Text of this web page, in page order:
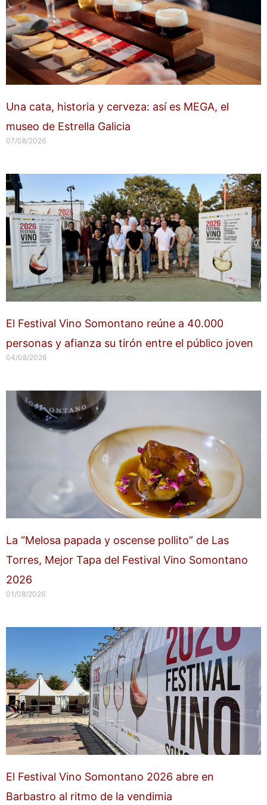
Una cata, historia y cerveza: así es MEGA, el
museo de Estrella Galicia
07/08/2026
El Festival Vino Somontano reúne a 40.000
personas y afianza su tirón entre el público joven
04/08/2026
La “Melosa papada y oscense pollito” de Las
Torres, Mejor Tapa del Festival Vino Somontano
2026
01/08/2026
El Festival Vino Somontano 2026 abre en
Barbastro al ritmo de la vendimia